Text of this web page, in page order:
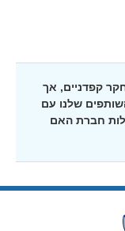
קפדניים, אך
שלנו עם
חברת האם